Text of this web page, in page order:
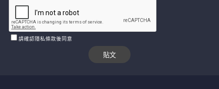
請確認隱私條款後同意